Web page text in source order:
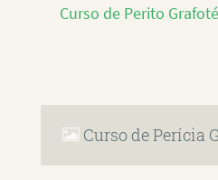
Curso de Perito
Curso de Perícia